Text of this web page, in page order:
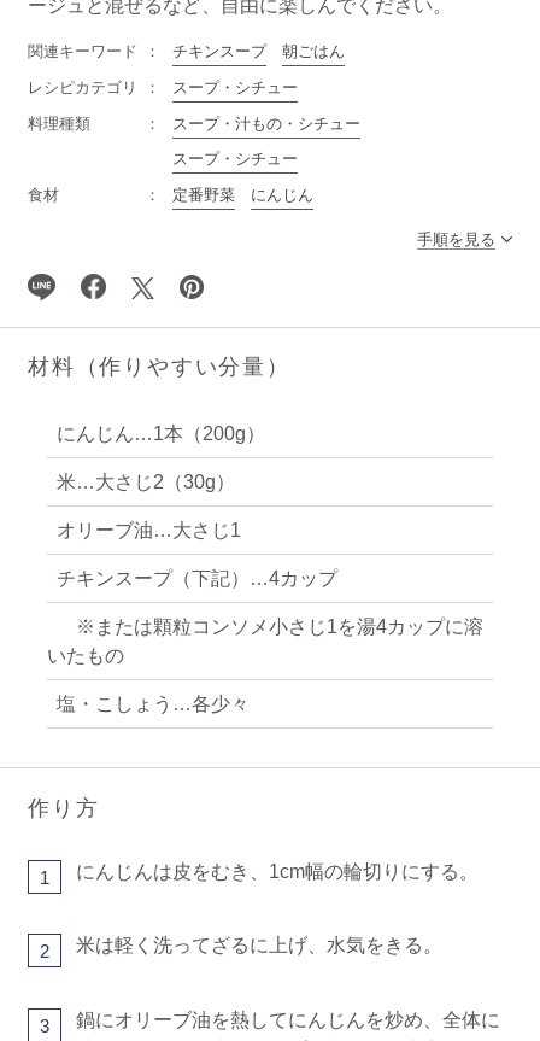
ージュと混ぜるなど、自由に楽しんでください。
関連キーワード チキンスープ
朝ごはん
レシピカテゴリ
スープ・シチュー
料理種類
スープ・汁もの・シチュー
スープ・シチュー
食材
定番野菜 にんじん
手順を見る
材料（作りやすい分量）
にんじん…1本（200g）
米…大さじ2（30g）
オリーブ油…大さじ1
チキンスープ（下記）…4カップ
※または顆粒コンソメ小さじ1を湯4カップに溶
いたもの
塩・こしょう…各少々
作り方
1 にんじんは皮をむき、1cm幅の輪切りにする。
2 米は軽く洗ってざるに上げ、水気をきる。
3
鍋にオリーブ油を熱してにんじんを炒め、全体に